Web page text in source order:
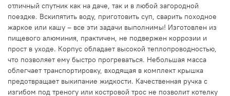
отличный спутник как на даче, так и в любой загородной
поездке. Вскипятить воду, приготовить суп, сварить походное
жаркое или кашу – все эти задачи выполнимы! Изготовлен из
пищевого алюминия, практичен, не подвержен коррозии и
прост в уходе. Корпус обладает высокой теплопроводностью,
что позволяет ему быстро прогреваться. Небольшая масса
облегчает транспортировку, входящая в комплект крышка
предотвращает выкипание жидкости. Качественная ручка с
изгибом под треногу или костровой трос не позволит котелку